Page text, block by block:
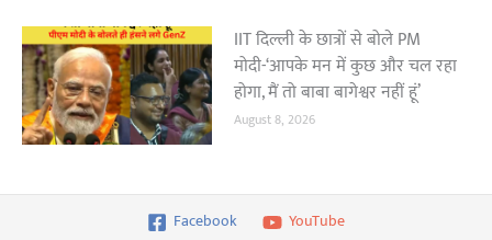
IIT दिल्ली के छात्रों से बोले PM
मोदी-‘आपके मन में कुछ और चल रहा
होगा, मैं तो बाबा बागेश्वर नहीं हूं’
August 8, 2026
Facebook YouTube